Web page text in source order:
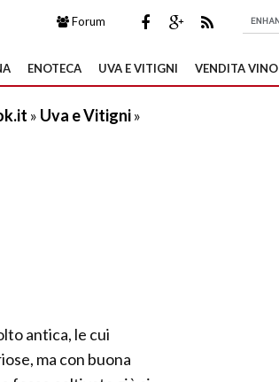
Forum
ENOTECA UVA E VITIGNI VENDITA VINO
» Uva e Vitigni»
antica, le cui
ma con buona